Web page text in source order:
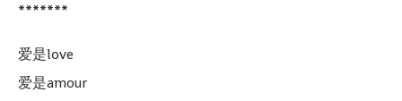
*******
爱是love
爱是amour